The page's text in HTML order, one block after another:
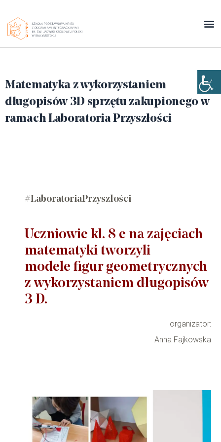
Matematyka z wykorzystaniem
długopisów 3D sprzętu zakupionego w
ramach Laboratoria Przyszłości
#LaboratoriaPrzyszłości
Uczniowie kl. 8 e na zajęciach
matematyki tworzyli
modele figur geometrycznych
z wykorzystaniem długopisów
3 D.
organizator:
Anna Fajkowska